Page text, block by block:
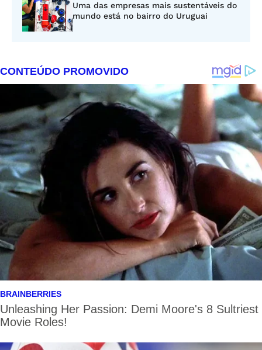
Uma das empresas mais sustentáveis do
mundo está no bairro do Uruguai